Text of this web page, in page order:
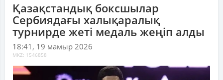
Қазақстандық боксшылар
Сербиядағы халықаралық
турнирде жеті медаль жеңіп алды
18:41, 19 мамыр 2026
MKZ: 1546858